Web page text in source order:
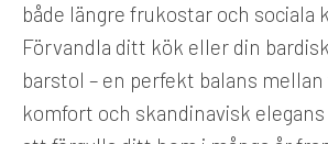
både längre frukostar och sociala
Förvandla ditt kök eller din
barstol – en perfekt balans
komfort och skandinavisk